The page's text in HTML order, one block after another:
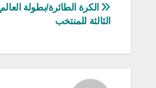
تصفّح
المقالات
الثالثة للمنتخب